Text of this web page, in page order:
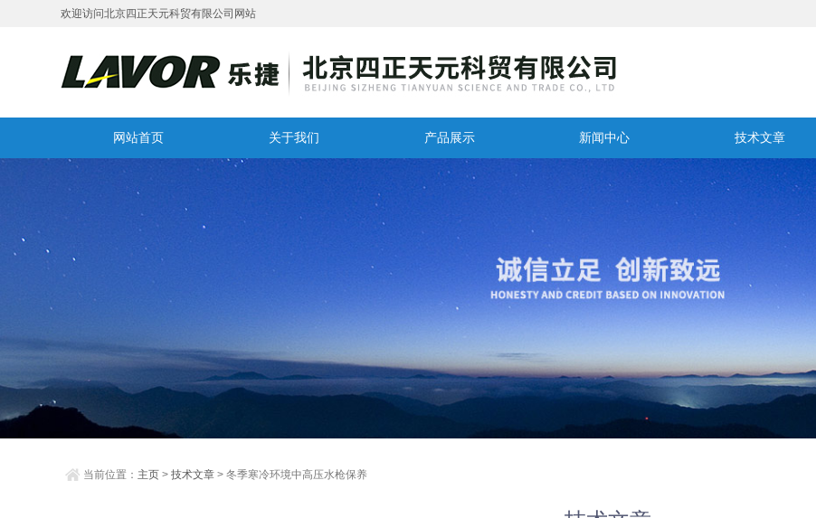
欢迎访问北京四正天元科贸有限公司网站
网站首页 关于我们 产品展示 新闻中心 技术文章
当前位置： 主页 >技术文章 > 冬季寒冷环境中高压水枪保养